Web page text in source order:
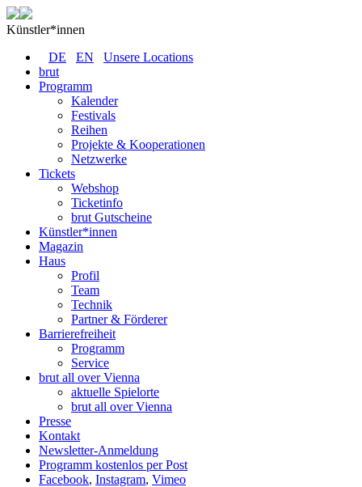
Künstler*innen
DE
EN
Unsere Locations
brut
Programm
Kalender
Festivals
Reihen
Projekte & Kooperationen
Netzwerke
Tickets
Webshop
Ticketinfo
brut Gutscheine
Künstler*innen
Magazin
Haus
Profil
Team
Technik
Partner & Förderer
Barrierefreiheit
Programm
Service
brut all over Vienna
aktuelle Spielorte
brut all over Vienna
Presse
Kontakt
Newsletter-Anmeldung
Programm kostenlos per Post
Facebook, Instagram, Vimeo